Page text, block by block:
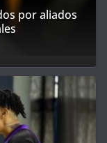
por aliados